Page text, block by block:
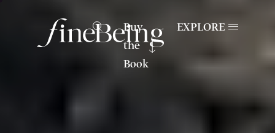
Buy
the
Book
EXPLORE